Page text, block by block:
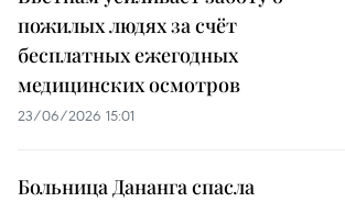
пожилых людях за счёт
бесплатных ежегодных
медицинских осмотров
23/06/2026 15:01
Больница Дананга спасла